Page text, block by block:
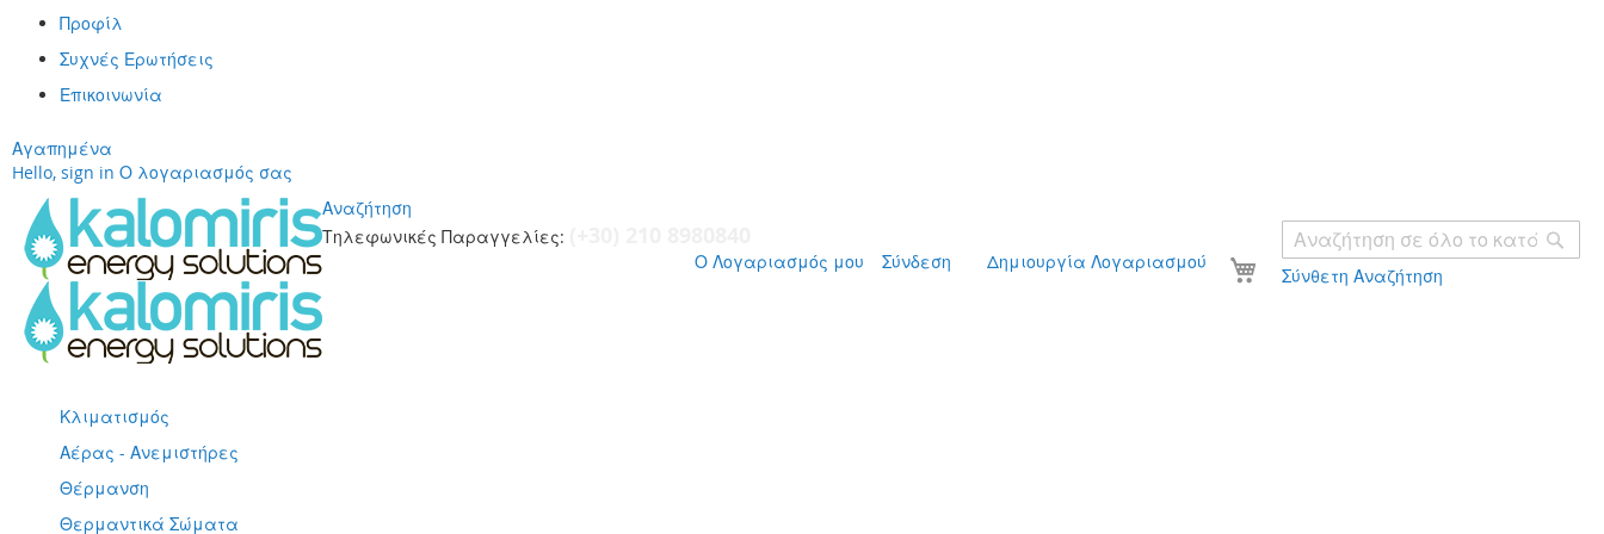
Προφίλ
Συχνές Ερωτήσεις
Επικοινωνία
Αγαπημένα
Hello, sign in Ο λογαριασμός σας
Αναζήτηση
Σύνθετη Αναζήτηση
Τηλεφωνικές Παραγγελίες:
Το καλάθι σας
Ο Λογαριασμός μου Σύνδεση Δημιουργία Λογαριασμού
περιεχόμενο
Κλιματισμός
Αέρας - Ανεμιστήρες
Θέρμανση
Θερμαντικά Σώματα